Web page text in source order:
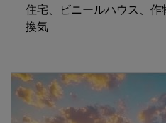
住宅、ビニールハウス、
換気